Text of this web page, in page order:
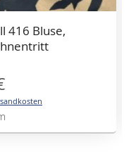
416 Bluse,